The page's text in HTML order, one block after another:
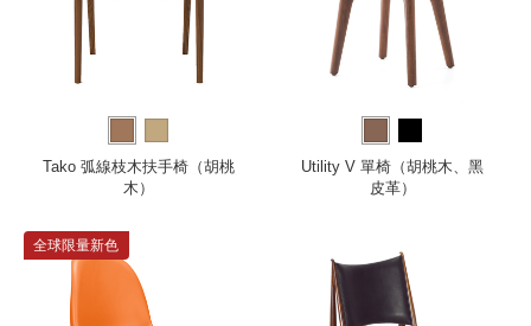
Tako 弧線枝木扶手椅（胡桃
木）
Utility V 單椅（胡桃木、黑
皮革）
全球限量新色